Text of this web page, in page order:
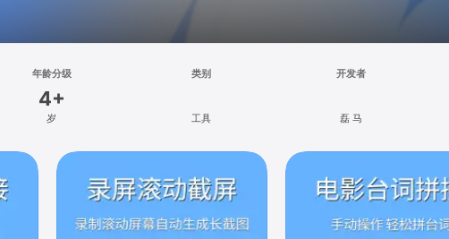
年龄分级
4+
岁
类别
工具
开发者
磊 马